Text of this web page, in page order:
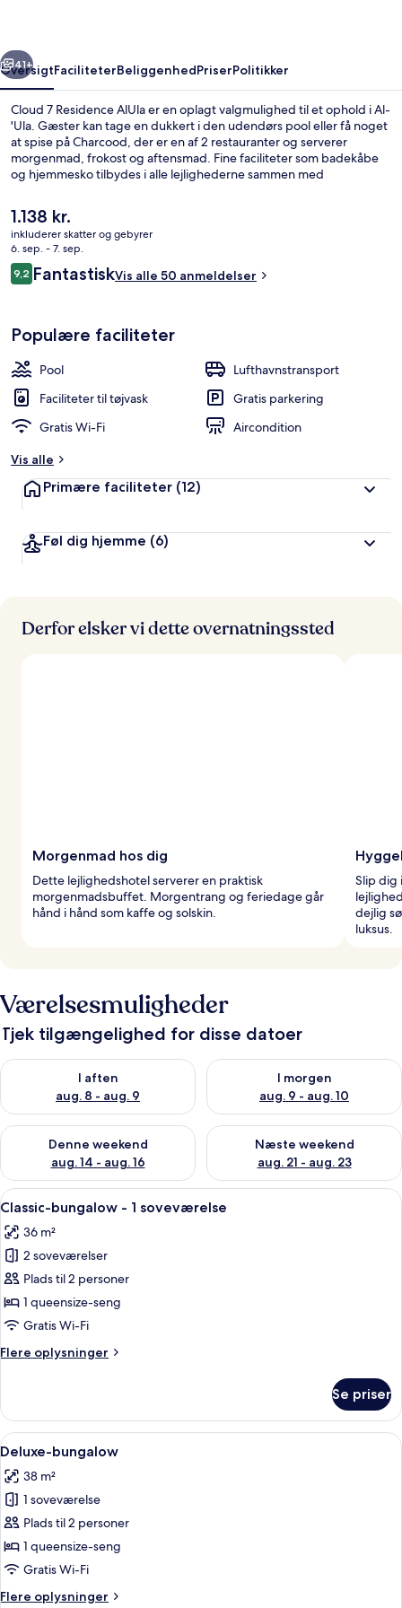
Næste
41+
OversigtFaciliteterBeliggenhedPriserPolitikker
Cloud 7 Residence AlUla er en oplagt valgmulighed til et ophold i Al-
'Ula. Gæster kan tage en dukkert i den udendørs pool eller få noget
at spise på Charcood, der er en af 2 restauranter og serverer
morgenmad, frokost og aftensmad. Fine faciliteter som badekåbe
og hjemmesko tilbydes i alle lejlighederne sammen med
Den
nuværende
pris
er
1.138 kr.
1.138 kr.
inkluderer skatter og gebyrer
6. sep. - 7. sep.
Anmeldelser
9,29,2 ud af 10.
FantastiskVis alle 50 anmeldelser
Populære faciliteter
Pool
Lufthavnstransport
Faciliteter til tøjvask
Gratis parkering
Gratis Wi-Fi
Aircondition
Vis alle
Primære faciliteter (12)
Føl dig hjemme (6)
Derfor elsker vi dette overnatningssted
Morgenmad hos dig
Dette lejlighedshotel serverer en praktisk
morgenmadsbuffet. Morgentrang og feriedage går
hånd i hånd som kaffe og solskin.
Slip dig
dejlig
luksus.
Værelsesmuligheder
Tjek tilgængelighed for disse datoer
I aften
aug. 8 - aug. 9
Tjek tilgængelighed for i aften aug. 8 - aug. 9
I morgen
aug. 9 - aug. 10
Tjek tilgængelighed for i
Denne weekend
aug. 14 - aug. 16
Tjek tilgængelighed for denne weekend aug. 14 - aug. 16
Næste weekend
aug. 21 - aug. 23
Tjek tilgængelighed for næste
Indlæs
alle
billeder
af
Classic-
bungalow
-
soveværelse
En moderne bygning med en lang
7
Classic-bungalow - 1 soveværelse
36 m²
2 soveværelser
Plads til 2 personer
1 queensize-seng
Gratis Wi-Fi
Flere oplysninger
Flere
bungalow
1
Se priser
Indlæs
alle
billeder
af
Deluxe-
bungalow
En moderne stue med sofa,
6
Deluxe-bungalow
38 m²
1 soveværelse
Plads til 2 personer
1 queensize-seng
Gratis Wi-Fi
Flere oplysninger
Flere